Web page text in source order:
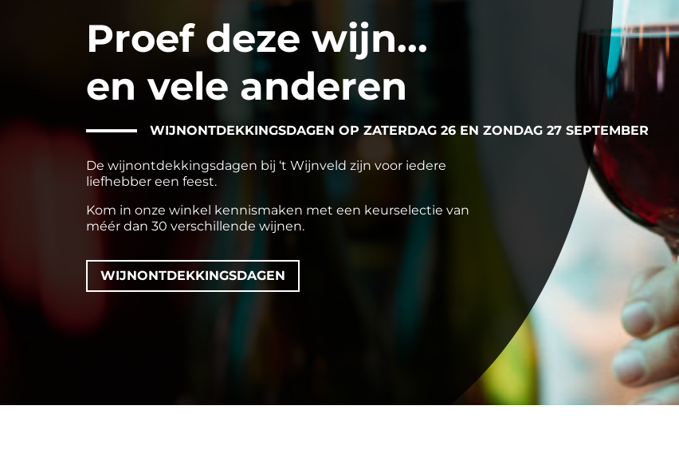
Proef deze wijn...
en vele anderen
WIJNONTDEKKINGSDAGEN OP ZATERDAG 26 EN ZONDAG 27 SEPTEMBER
De wijnontdekkingsdagen bij ‘t Wijnveld zijn voor iedere
liefhebber een feest.
Kom in onze winkel kennismaken met een keurselectie van
méér dan 30 verschillende wijnen.
WIJNONTDEKKINGSDAGEN